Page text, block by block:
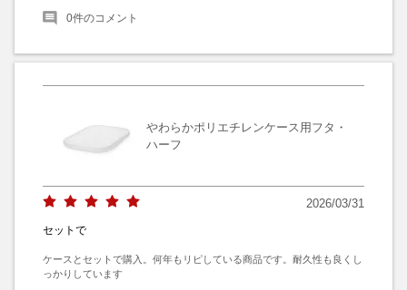
0件のコメント
やわらかポリエチレンケース用フタ・
ハーフ
2026/03/31
セットで
ケースとセットで購入。何年もリピしている商品です。耐久性も良くし
っかりしています